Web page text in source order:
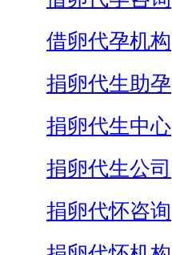
借卵代孕机构
捐卵代生助孕
捐卵代生中心
捐卵代生公司
捐卵代怀咨询